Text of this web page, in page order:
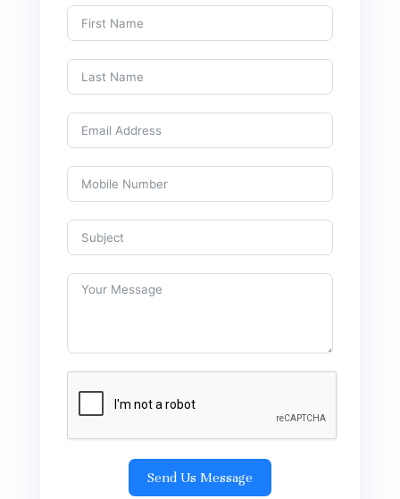
Send Us Message